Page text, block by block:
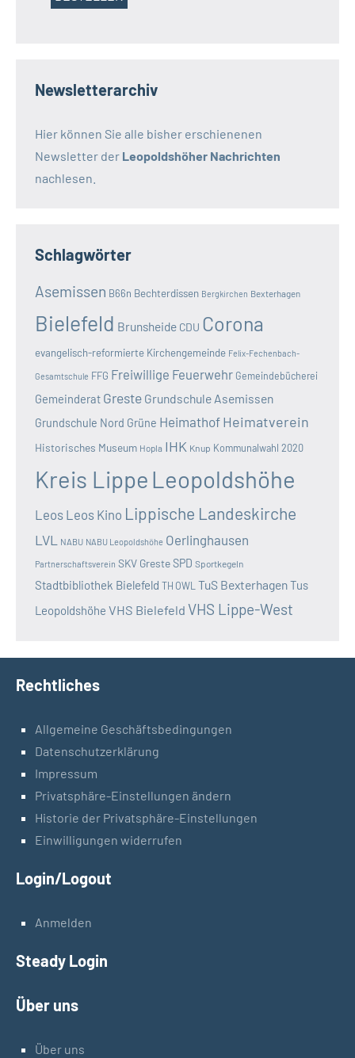
Newsletterarchiv
Hier können Sie alle bisher erschienenen
Newsletter der Leopoldshöher Nachrichten
nachlesen.
Schlagwörter
Asemissen B66n Bechterdissen Bergkirchen Bexterhagen
Bielefeld Brunsheide CDU Corona
evangelisch-reformierte Kirchengemeinde Felix-Fechenbach-
Gesamtschule FFG Freiwillige Feuerwehr Gemeindebücherei
Gemeinderat Greste Grundschule Asemissen
Grundschule Nord Grüne Heimathof Heimatverein
Historisches Museum Hopla IHK Knup Kommunalwahl 2020
Kreis Lippe Leopoldshöhe
Leos Leos Kino Lippische Landeskirche
LVL NABU NABU Leopoldshöhe Oerlinghausen
Partnerschaftsverein SKV GresteSPD Sportkegeln
Stadtbibliothek Bielefeld TH OWL TuS BexterhagenTus
Leopoldshöhe VHS Bielefeld VHS Lippe-West
Rechtliches
Allgemeine Geschäftsbedingungen
Datenschutzerklärung
Impressum
Privatsphäre-Einstellungen ändern
Historie der Privatsphäre-Einstellungen
Einwilligungen widerrufen
Login/Logout
Anmelden
Steady Login
Über uns
Über uns